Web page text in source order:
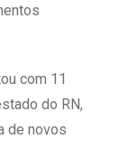
com 11
do RN,
de novos